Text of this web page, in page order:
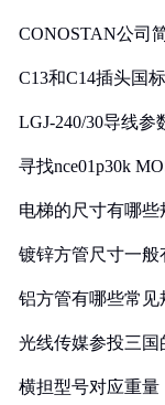
CONOSTAN公司
C13和C14插头国
LGJ-240/30导线
寻找nce01p30k
电梯的尺寸有哪些
镀锌方管尺寸一般
铝方管有哪些常见
光线传媒参投三国
横担型号对应重量